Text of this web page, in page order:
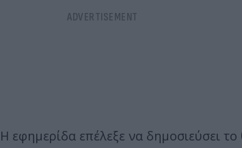
Η εφημερίδα επέλεξε να δημοσιεύσει